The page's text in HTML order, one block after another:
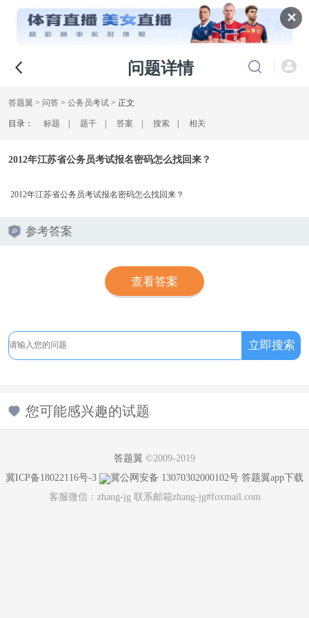
✕
问题详情
答题翼> 问答 > 公务员考试> 正文
目录： 标题 | 题干 | 答案 | 搜索 | 相关
2012年江苏省公务员考试报名密码怎么找回来？
2012年江苏省公务员考试报名密码怎么找回来？
参考答案
查看答案
您可能感兴趣的试题
答题翼 ©2009-2019
冀ICP备18022116号-3
冀公网安备 13070302000102号 答题翼app下载
客服微信：zhang-jg 联系邮箱zhang-jg#foxmail.com